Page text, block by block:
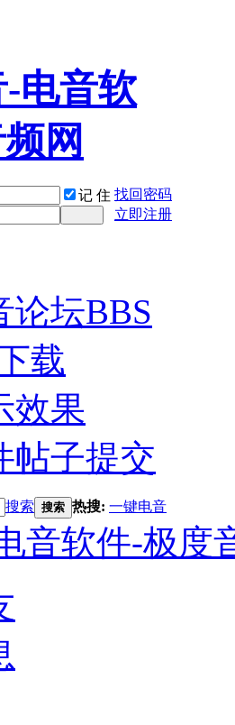
记 住 找回密码
立即注册
论坛BBS
载
效果
帖子提交
搜索 搜索 热搜: 一键电音
音软件-极度